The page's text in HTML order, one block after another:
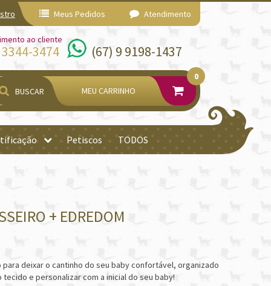
Meus Pedidos Atendimento
ao cliente
3474 (67) 9 9198-1437
BUSCAR MEU CARRINHO
0
Petiscos TODOS
+ EDREDOM
deixar o cantinho do seu baby confortável, organizado
e personalizar com a inicial do seu baby!